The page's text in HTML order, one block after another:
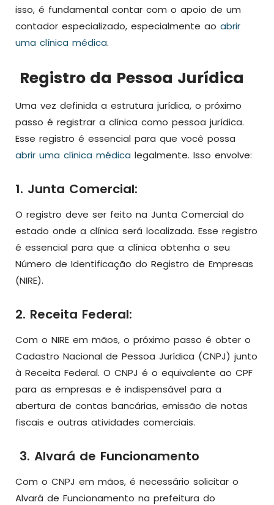
isso, é fundamental contar com o apoio de um
contador especializado, especialmente ao abrir
uma clínica médica.
Registro da Pessoa Jurídica
Uma vez definida a estrutura jurídica, o próximo
passo é registrar a clínica como pessoa jurídica.
Esse registro é essencial para que você possa
abrir uma clínica médica legalmente. Isso envolve:
1. Junta Comercial:
O registro deve ser feito na Junta Comercial do
estado onde a clínica será localizada. Esse registro
é essencial para que a clínica obtenha o seu
Número de Identificação do Registro de Empresas
(NIRE).
2. Receita Federal:
Com o NIRE em mãos, o próximo passo é obter o
Cadastro Nacional de Pessoa Jurídica (CNPJ) junto
à Receita Federal. O CNPJ é o equivalente ao CPF
para as empresas e é indispensável para a
abertura de contas bancárias, emissão de notas
fiscais e outras atividades comerciais.
3. Alvará de Funcionamento
Com o CNPJ em mãos, é necessário solicitar o
Alvará de Funcionamento na prefeitura do